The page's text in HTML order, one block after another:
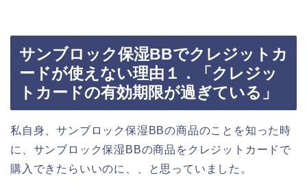
サンブロック保湿BBでクレジットカ
ードが使えない理由１．「クレジッ
トカードの有効期限が過ぎている」
私自身、サンブロック保湿BBの商品のことを知った時
に、サンブロック保湿BBの商品をクレジットカードで
購入できたらいいのに、、と思っていました。